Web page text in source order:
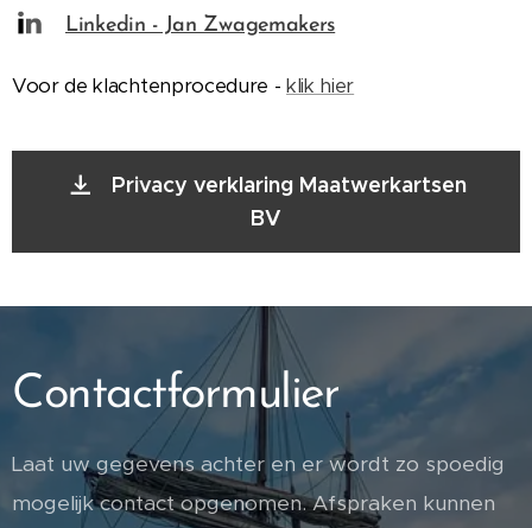
Linkedin - Jan Zwagemakers
Voor de klachtenprocedure -klik hier
Privacy verklaring Maatwerkartsen
BV
Contactformulier
Laat uw gegevens achter en er wordt zo spoedig
mogelijk contact opgenomen. Afspraken kunnen